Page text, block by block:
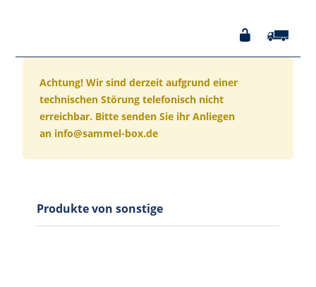
Achtung! Wir sind derzeit aufgrund einer
technischen Störung telefonisch nicht
erreichbar. Bitte senden Sie ihr Anliegen
an info@sammel-box.de
Produkte von sonstige